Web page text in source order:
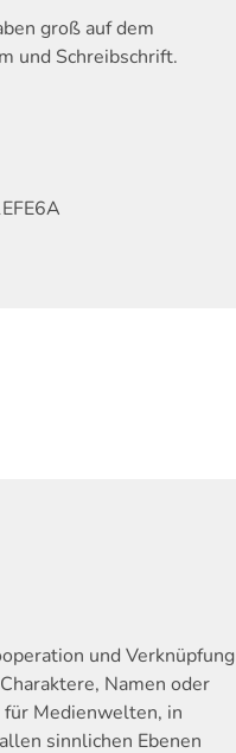
groß auf dem
und Schreibschrift.
und Verknüpfung
Namen oder
für Medienwelten, in
sinnlichen Ebenen